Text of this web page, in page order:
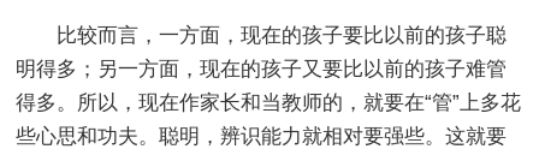
比较而言，一方面，现在的孩子要比以前的孩子聪
明得多；另一方面，现在的孩子又要比以前的孩子难管
得多。所以，现在作家长和当教师的，就要在“管”上多花
些心思和功夫。聪明，辨识能力就相对要强些。这就要